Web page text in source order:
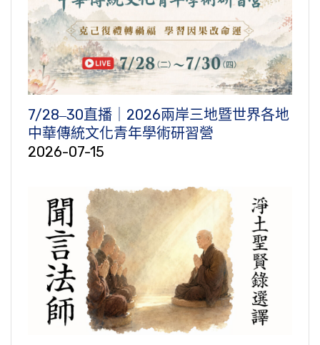
7/28‒30直播｜2026兩岸三地暨世界各地
中華傳統文化青年學術研習營
2026-07-15